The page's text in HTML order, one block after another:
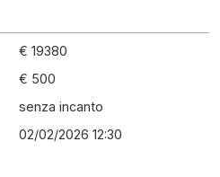
€ 19380
€ 500
senza incanto
02/02/2026 12:30